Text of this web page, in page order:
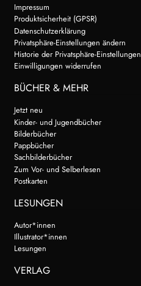
Impressum
Produktsicherheit (GPSR)
Datenschutzerklärung
Privatsphäre-Einstellungen ändern
Historie der Privatsphäre-Einstellungen
Einwilligungen widerrufen
BÜCHER & MEHR
Jetzt neu
Kinder- und Jugendbücher
Bilderbücher
Pappbücher
Sachbilderbücher
Zum Vor- und Selberlesen
Postkarten
LESUNGEN
Autor*innen
Illustrator*innen
Lesungen
VERLAG